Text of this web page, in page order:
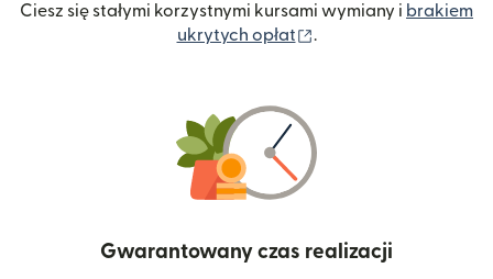
Ciesz się stałymi korzystnymi kursami wymiany i brakiem
ukrytych opłat
.
Gwarantowany czas realizacji